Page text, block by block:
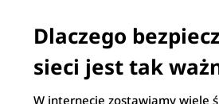
Dlaczego
sieci jest tak
W internecie zostawiamy wiele